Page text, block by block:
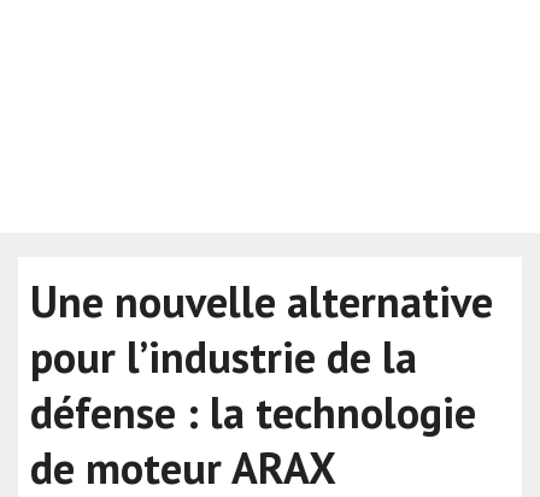
Une nouvelle alternative
pour l’industrie de la
défense : la technologie
de moteur ARAX